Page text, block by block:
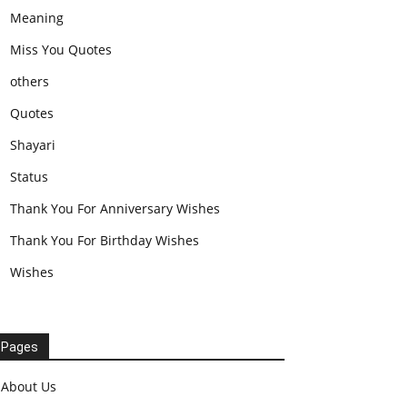
Meaning
Miss You Quotes
others
Quotes
Shayari
Status
Thank You For Anniversary Wishes
Thank You For Birthday Wishes
Wishes
Pages
About Us